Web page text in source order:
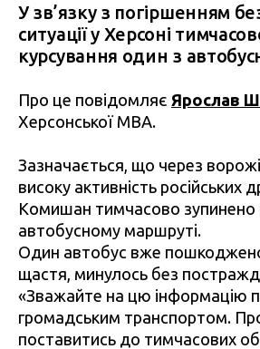
У зв’язку з погіршенням
ситуації у Херсоні
курсування один з
Про це повідомляє Ярослав
Херсонської МВА.
Зазначається, що через
високу активність російських
Комишан тимчасово зупинено
автобусному маршруті.
Один автобус вже
щастя, минулось без
«Зважайте на цю інформацію
громадським транспортом.
поставитись до тимчасових